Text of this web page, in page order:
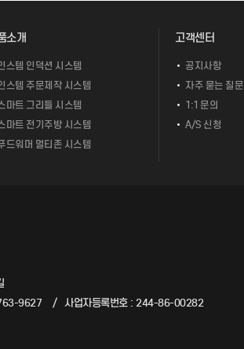
소개
스템 인덕션 시스템
스템 주문제작 시스템
마트 그리들 시스템
마트 전기주방 시스템
드워머 멀티존 시스템
고객센터
공지사항
자주 묻는 질문
1:1 문의
A/S 신청
9627
사업자등록번호 : 244-86-00282